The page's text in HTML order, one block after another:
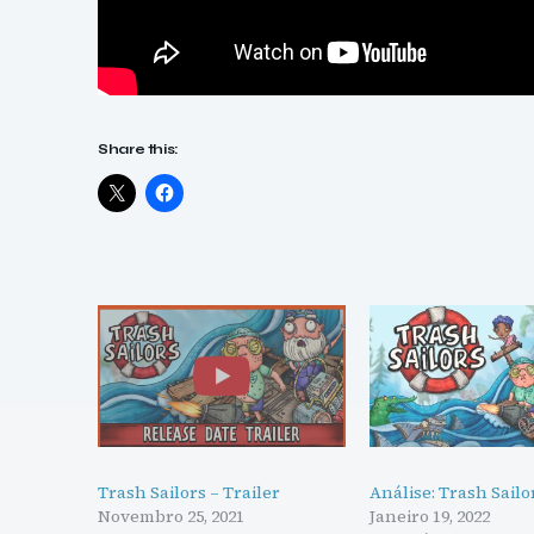
Share this:
Trash Sailors – Trailer
Novembro 25, 2021
Análise: Trash
Janeiro 19, 2022